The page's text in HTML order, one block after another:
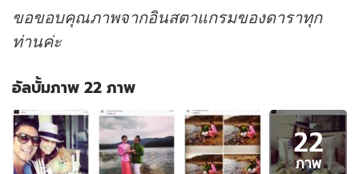
ขอขอบคุณภาพจากอินสตาแกรมของดาราทุก
ท่านค่ะ
อัลบั้มภาพ 22 ภาพ
อัลบั้ม
ภาพ
22
ภาพ
22
ภาพ